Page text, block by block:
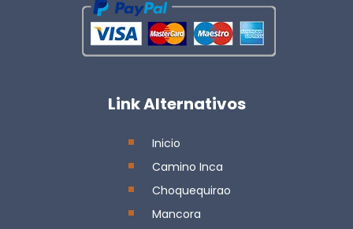
Link Alternativos
Inicio
Camino Inca
Choquequirao
Mancora